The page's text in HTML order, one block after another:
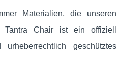
Materialien, die unseren
Tantra Chair ist ein offiziell
geschütztes